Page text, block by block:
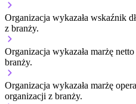
Organizacja wykazała wskaźnik
z branży.
Organizacja wykazała marżę
branży.
Organizacja wykazała marżę
organizacji z branży.